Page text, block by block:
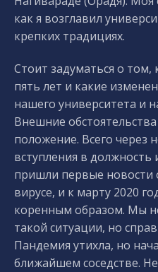
как я возглавил
крепких традициях.
Стоит задуматься о
пять лет и какие
нашего университета и
Внешние
положение. Всего через
вступления в должность
пришли первые новости
вирусе, и к марту 2020
коренным образом. Мы
такой ситуации, но
Пандемия утихла, но
ближайшем соседстве.